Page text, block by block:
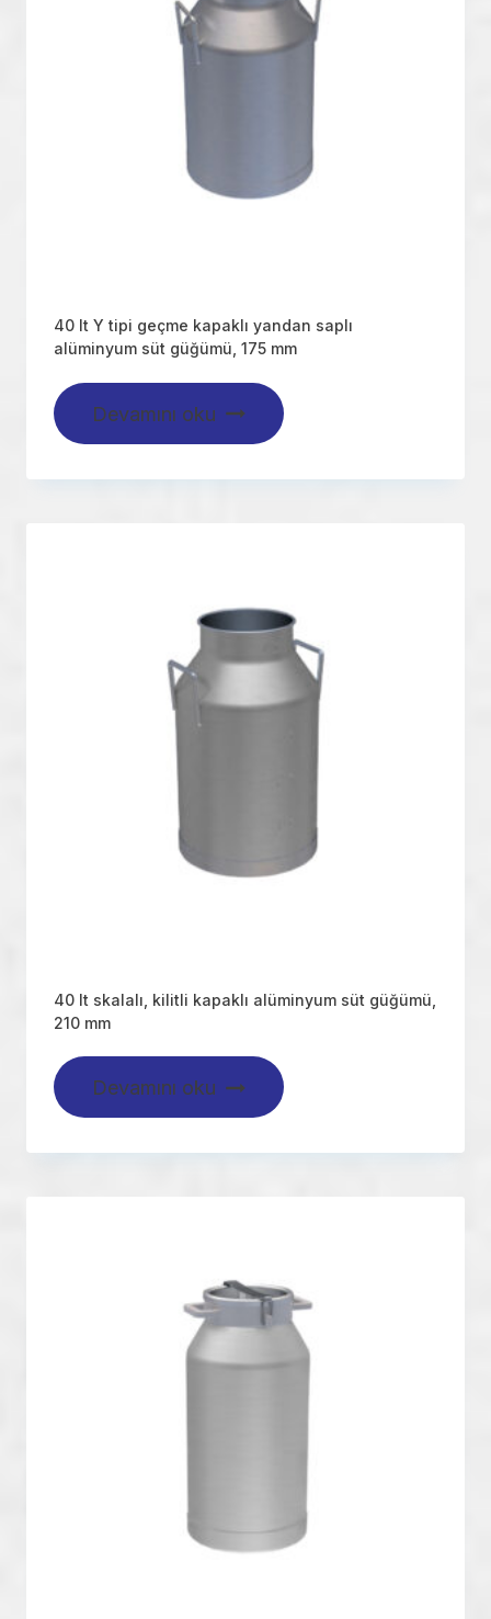
40 lt Y tipi geçme kapaklı yandan saplı
alüminyum süt güğümü, 175 mm
Devamını oku
40 lt skalalı, kilitli kapaklı alüminyum süt güğümü,
210 mm
Devamını oku